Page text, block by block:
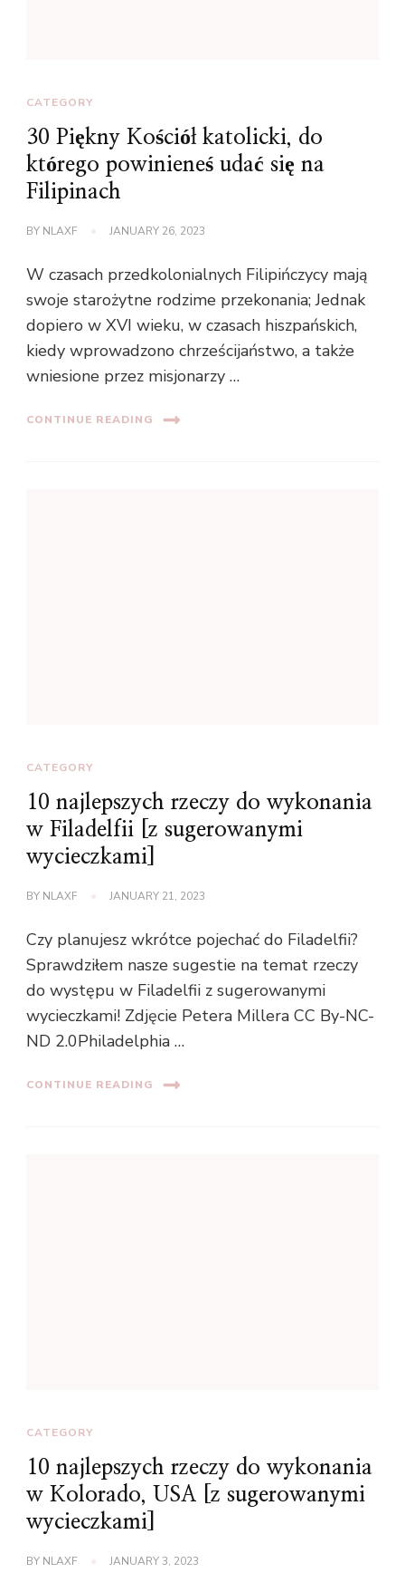
CATEGORY
30 Piękny Kościół katolicki, do
którego powinieneś udać się na
Filipinach
BY NLAXF JANUARY 26, 2023
W czasach przedkolonialnych Filipińczycy mają
swoje starożytne rodzime przekonania; Jednak
dopiero w XVI wieku, w czasach hiszpańskich,
kiedy wprowadzono chrześcijaństwo, a także
wniesione przez misjonarzy …
CONTINUE READING
CATEGORY
10 najlepszych rzeczy do wykonania
w Filadelfii [z sugerowanymi
wycieczkami]
BY NLAXF JANUARY 21, 2023
Czy planujesz wkrótce pojechać do Filadelfii?
Sprawdziłem nasze sugestie na temat rzeczy
do występu w Filadelfii z sugerowanymi
wycieczkami! Zdjęcie Petera Millera CC By-NC-
ND 2.0Philadelphia …
CONTINUE READING
CATEGORY
10 najlepszych rzeczy do wykonania
w Kolorado, USA [z sugerowanymi
wycieczkami]
BY NLAXF JANUARY 3, 2023